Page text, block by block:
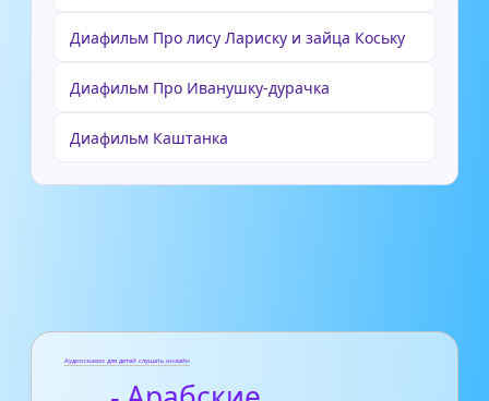
Диафильм Про лису Лариску и зайца Коську
Диафильм Про Иванушку-дурачка
Диафильм Каштанка
Аудиосказки для детей слушать онлайн